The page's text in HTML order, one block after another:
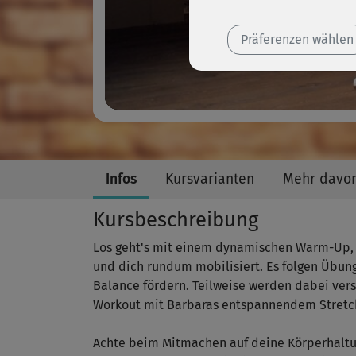
Infos Kursvarianten Mehr
Kursbeschreibung
Los geht's mit einem dynamischen Warm-
und dich rundum mobilisiert. Es folgen
Balance fördern. Teilweise werden dabei
Workout mit Barbaras entspannendem
Achte beim Mitmachen auf deine
Präferenzen wählen